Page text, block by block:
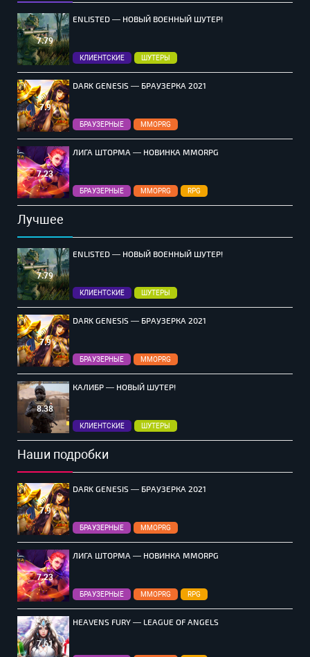
7.79
ENLISTED — НОВЫЙ ВОЕННЫЙ ШУТЕР!
КЛИЕНТСКИЕ ШУТЕРЫ
7.9
DARK GENESIS — БРАУЗЕРКА 2021
БРАУЗЕРНЫЕ MMOPRG
7.23
ЛИГА ШТОРМА — НОВИНКА MMORPG
БРАУЗЕРНЫЕ MMOPRG RPG
Лучшее
7.79
ENLISTED — НОВЫЙ ВОЕННЫЙ ШУТЕР!
КЛИЕНТСКИЕ ШУТЕРЫ
7.9
DARK GENESIS — БРАУЗЕРКА 2021
БРАУЗЕРНЫЕ MMOPRG
8.38
КАЛИБР — НОВЫЙ ШУТЕР!
КЛИЕНТСКИЕ ШУТЕРЫ
Наши подробки
7.9
DARK GENESIS — БРАУЗЕРКА 2021
БРАУЗЕРНЫЕ MMOPRG
7.23
ЛИГА ШТОРМА — НОВИНКА MMORPG
БРАУЗЕРНЫЕ MMOPRG RPG
7.61
HEAVENS FURY — LEAGUE OF ANGELS